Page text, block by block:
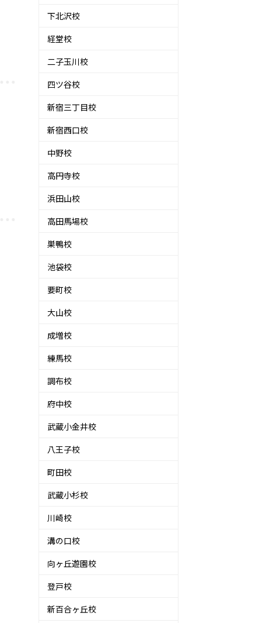
下北沢校
経堂校
二子玉川校
四ツ谷校
新宿三丁目校
新宿西口校
中野校
高円寺校
浜田山校
高田馬場校
巣鴨校
池袋校
要町校
大山校
成増校
練馬校
調布校
府中校
武蔵小金井校
八王子校
町田校
武蔵小杉校
川崎校
溝の口校
向ヶ丘遊園校
登戸校
新百合ヶ丘校